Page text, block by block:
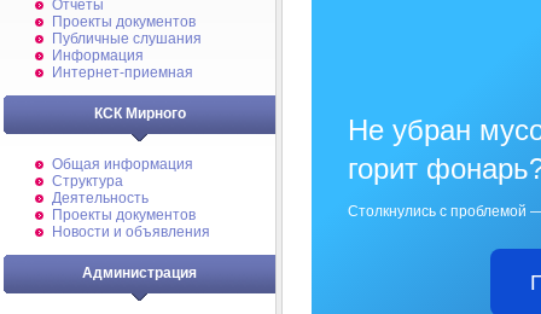
Отчеты
Проекты документов
Публичные слушания
Информация
Интернет-приемная
КСК Мирного
Общая информация
Структура
Деятельность
Проекты документов
Новости и объявления
Администрация
Не убран
горит
Столкнулись с проблемой